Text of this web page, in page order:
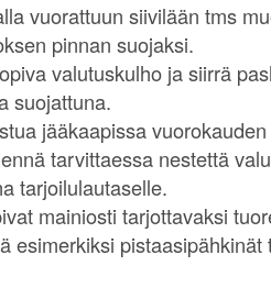
vuorattuun siivilään tms
pinnan suojaksi.
valutuskulho ja siirrä
suojattuna.
jääkaapissa
tarvittaessa nestettä
tarjoilulautaselle.
mainiosti tarjottavaksi
esimerkiksi pistaasipähkinät